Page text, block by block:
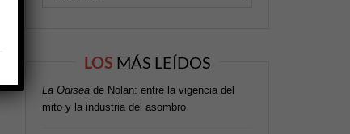
LOS MÁS LEÍDOS
La Odisea de Nolan: entre la vigencia del
mito y la industria del asombro